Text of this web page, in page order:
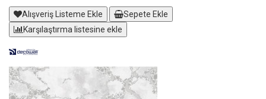
Alışveriş Listeme Ekle
Sepete Ekle
Karşılaştırma listesine ekle